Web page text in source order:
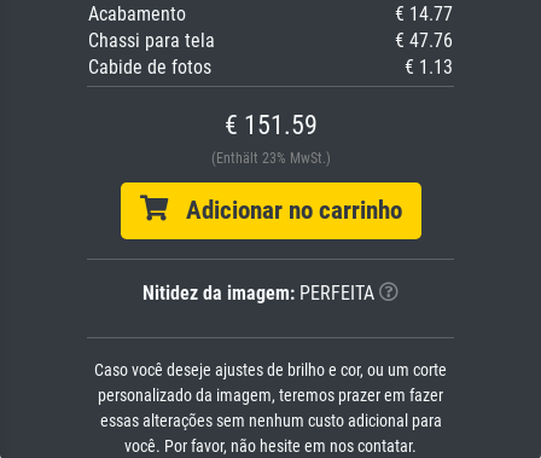
Acabamento
€ 14.77
Chassi para tela
€ 47.76
Cabide de fotos
€ 1.13
€ 151.59
(Enthält 23% MwSt.)
Adicionar no carrinho
Nitidez da imagem: PERFEITA
Caso você deseje ajustes de brilho e cor, ou um corte
personalizado da imagem, teremos prazer em fazer
essas alterações sem nenhum custo adicional para
você. Por favor, não hesite em nos contatar.